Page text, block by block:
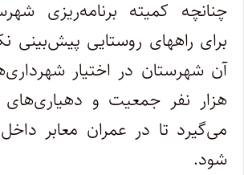
چنانچه کمیته برنامه‌ریزی
برای راههای روستایی پیش‌بینی
آن شهرستان در اختیار
هزار نفر جمعیت و دهیاری‌های
می‌گیرد تا در عمران معابر
شود.